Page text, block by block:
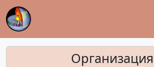
Организация